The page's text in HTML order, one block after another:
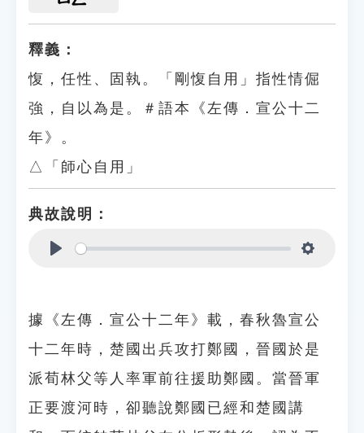
釋義：
愎，任性、固執。「剛愎自用」指性情倔
強，自以為是。＃語本《左傳．宣公十二
年》。
△「師心自用」
典故說明：
據《左傳．宣公十二年》載，春秋魯宣公
十二年時，楚國出兵攻打鄭國，晉國於是
派荀林父等人率軍前往援助鄭國。當晉軍
正要渡河時，卻聽說鄭國已經和楚國講